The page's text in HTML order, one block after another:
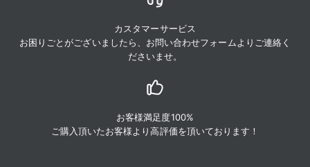
カスタマーサービス
お困りごとがございましたら、お問い合わせフォームよりご連絡く
ださいませ。
お客様満足度100%
ご購入頂いたお客様より高評価を頂いております！